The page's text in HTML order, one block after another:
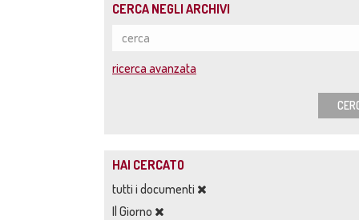
CERCA NEGLI ARCHIVI
ricerca avanzata
HAI CERCATO
tutti i documenti
Il Giorno